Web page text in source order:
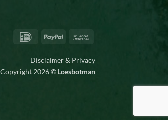
IDeal PayPal
Disclaimer & Privacy
Copyright 2026 © Loesbotman